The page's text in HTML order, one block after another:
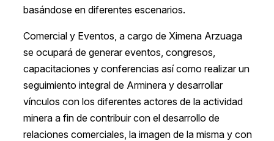
basándose en diferentes escenarios.
Comercial y Eventos, a cargo de Ximena Arzuaga
se ocupará de generar eventos, congresos,
capacitaciones y conferencias así como realizar un
seguimiento integral de Arminera y desarrollar
vínculos con los diferentes actores de la actividad
minera a fin de contribuir con el desarrollo de
relaciones comerciales, la imagen de la misma y con